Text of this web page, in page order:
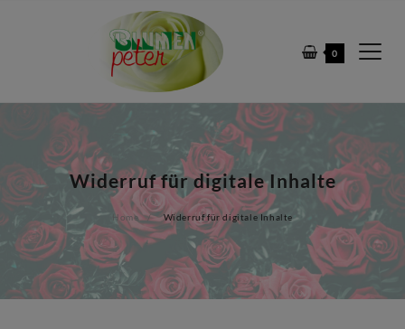
0
Widerruf für digitale Inhalte
Home Widerruf für digitale Inhalte